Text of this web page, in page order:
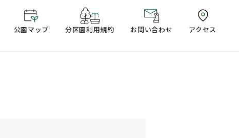
公園マップ 分区園利用規約 お問い合わせ アクセス